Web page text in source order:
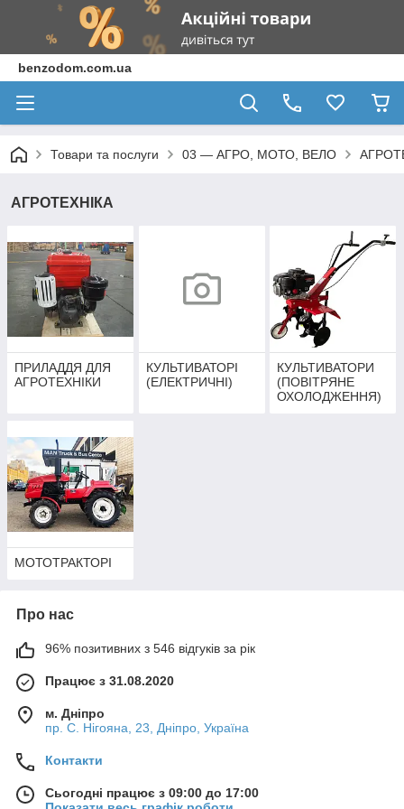
benzodom.com.ua
Товари та послуги 03 — АГРО, МОТО, ВЕЛО
АГРОТЕХНІКА
ПРИЛАДДЯ ДЛЯ
АГРОТЕХНІКИ
КУЛЬТИВАТОРІ
(ЕЛЕКТРИЧНІ)
КУЛЬТИВАТОРИ
(ПОВІТРЯНЕ
ОХОЛОДЖЕННЯ)
МОТОТРАКТОРІ
Про нас
96% позитивних з 546 відгуків за рік
Працює з 31.08.2020
м. Дніпро
пр. С. Нігояна, 23, Дніпро, Україна
Контакти
Сьогодні працює з 09:00 до 17:00